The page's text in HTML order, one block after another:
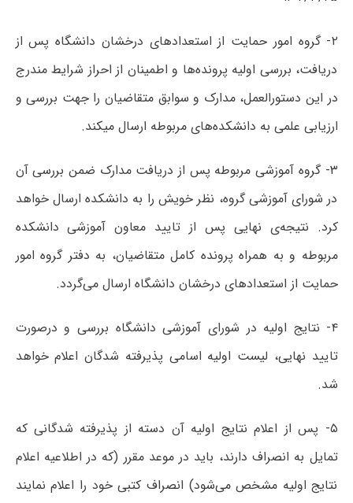
۲- گروه امور حمایت از استعدادهای درخشان دانشگاه پس از
دریافت، بررسی اولیه پرونده‌ها و اطمینان از احراز شرایط مندرج
در این دستورالعمل، مدارک و سوابق متقاضیان را جهت بررسی و
ارزیابی علمی به دانشکده‌های مربوطه ارسال میکند.
۳- گروه آموزشی مربوطه پس از دریافت مدارک ضمن بررسی آن
در شورای آموزشی گروه، نظر خویش را به دانشکده ارسال خواهد
کرد. نتیجه‌ی نهایی پس از تایید معاون آموزشی دانشکده
مربوطه و به همراه پرونده کامل متقاضیان، به دفتر گروه امور
حمایت از استعدادهای درخشان دانشگاه ارسال می‌گردد.
۴- نتایج اولیه در شورای آموزشی دانشگاه بررسی و درصورت
تایید نهایی، لیست اولیه اسامی پذیرفته شدگان اعلام خواهد
شد.
۵- پس از اعلام نتایج اولیه آن دسته از پذیرفته شدگانی که
تمایل به انصراف دارند، باید در موعد مقرر (که در اطلاعیه اعلام
نتایج اولیه مشخص می‌شود) انصراف کتبی خود را اعلام نمایند